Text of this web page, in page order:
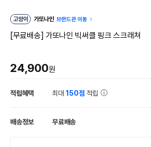
고양이 가또나인 브랜드관 이동
[무료배송] 가또나인 빅써클 핑크 스크래쳐
24,900원
적립혜택 최대150점 적립
배송정보 무료배송